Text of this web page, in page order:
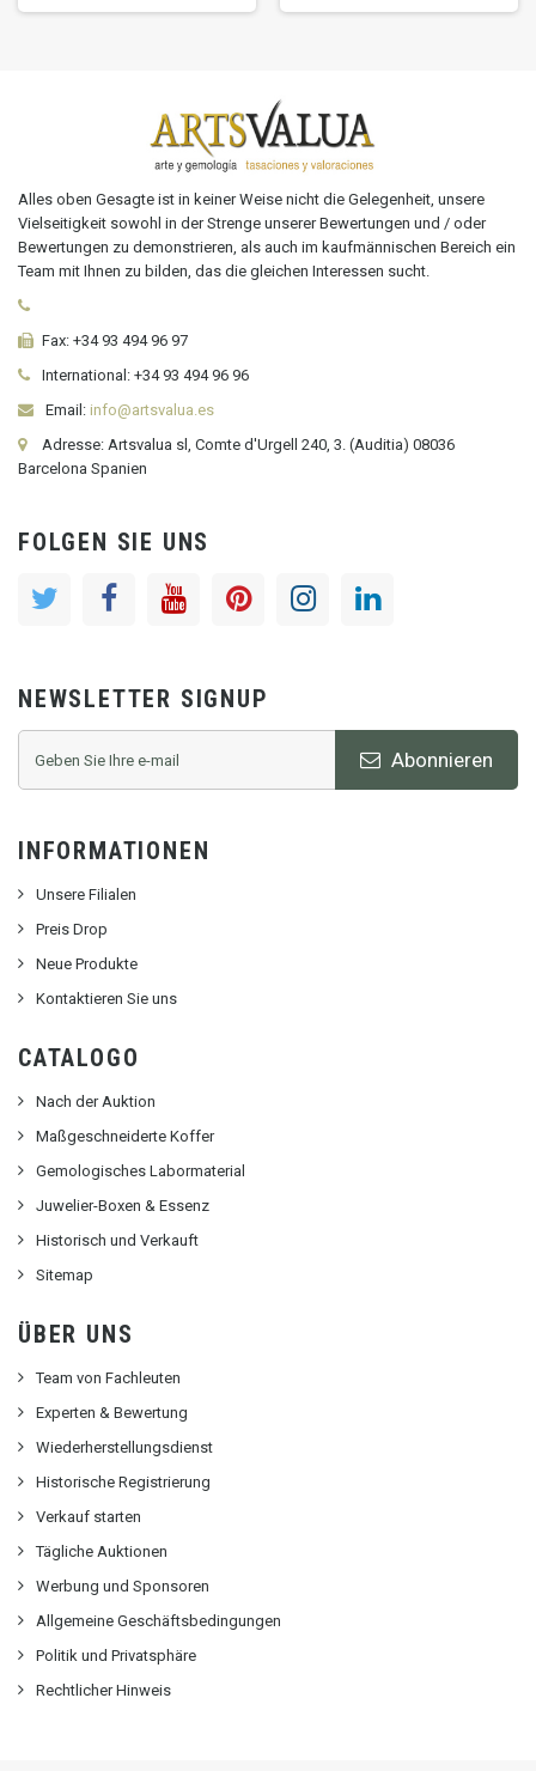
Alles oben Gesagte ist in keiner Weise nicht die Gelegenheit, unsere
Vielseitigkeit sowohl in der Strenge unserer Bewertungen und / oder
Bewertungen zu demonstrieren, als auch im kaufmännischen Bereich ein
Team mit Ihnen zu bilden, das die gleichen Interessen sucht.
Fax: +34 93 494 96 97
International: +34 93 494 96 96
Email: info@artsvalua.es
Adresse: Artsvalua sl, Comte d'Urgell 240, 3. (Auditia) 08036
Barcelona Spanien
FOLGEN SIE UNS
NEWSLETTER SIGNUP
Abonnieren
INFORMATIONEN
Unsere Filialen
Preis Drop
Neue Produkte
Kontaktieren Sie uns
CATALOGO
Nach der Auktion
Maßgeschneiderte Koffer
Gemologisches Labormaterial
Juwelier-Boxen & Essenz
Historisch und Verkauft
Sitemap
ÜBER UNS
Team von Fachleuten
Experten & Bewertung
Wiederherstellungsdienst
Historische Registrierung
Verkauf starten
Tägliche Auktionen
Werbung und Sponsoren
Allgemeine Geschäftsbedingungen
Politik und Privatsphäre
Rechtlicher Hinweis